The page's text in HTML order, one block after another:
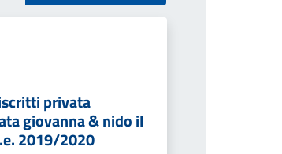
privata
giovanna & nido il
2019/2020